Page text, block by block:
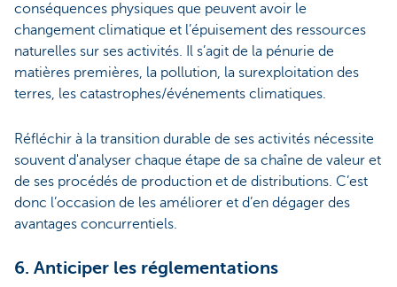
conséquences physiques que peuvent avoir le
changement climatique et l’épuisement des ressources
naturelles sur ses activités. Il s’agit de la pénurie de
matières premières, la pollution, la surexploitation des
terres, les catastrophes/événements climatiques.
Réfléchir à la transition durable de ses activités nécessite
souvent d'analyser chaque étape de sa chaîne de valeur et
de ses procédés de production et de distributions. C’est
donc l’occasion de les améliorer et d’en dégager des
avantages concurrentiels.
6. Anticiper les réglementations